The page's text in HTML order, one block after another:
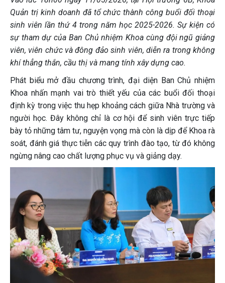
Quản trị kinh doanh đã tổ chức thành công buổi đối thoại
sinh viên lần thứ 4 trong năm học 2025-2026. Sự kiện có
sự tham dự của Ban Chủ nhiệm Khoa cùng đội ngũ giảng
viên, viên chức và đông đảo sinh viên, diễn ra trong không
khí thẳng thắn, cầu thị và mang tính xây dựng cao.
Phát biểu mở đầu chương trình, đại diện Ban Chủ nhiệm
Khoa nhấn mạnh vai trò thiết yếu của các buổi đối thoại
định kỳ trong việc thu hẹp khoảng cách giữa Nhà trường và
người học. Đây không chỉ là cơ hội để sinh viên trực tiếp
bày tỏ những tâm tư, nguyện vọng mà còn là dịp để Khoa rà
soát, đánh giá thực tiễn các quy trình đào tạo, từ đó không
ngừng nâng cao chất lượng phục vụ và giảng dạy.